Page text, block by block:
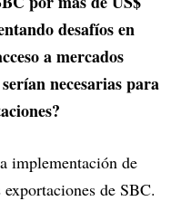
desafíos en
a mercados
necesarias para
implementación de
de SBC.